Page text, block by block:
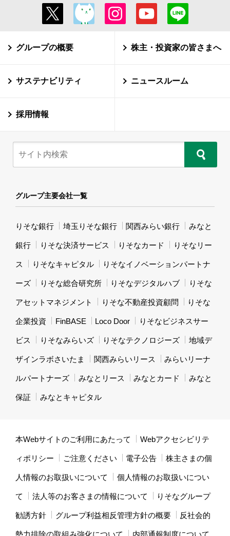
グループの概要 株主・投資家の皆さまへ
サステナビリティ ニュースルーム
採用情報
グループ主要会社一覧
りそな銀行 埼玉りそな銀行 関西みらい銀行 みなと
銀行 りそな決済サービス りそなカード りそなリー
ス りそなキャピタル りそなイノベーションパートナ
ーズ りそな総合研究所 りそなデジタルハブ りそな
アセットマネジメント りそな不動産投資顧問 りそな
企業投資 FinBASE Loco Door りそなビジネスサー
ビス りそなみらいズ りそなテクノロジーズ 地域デ
ザインラボさいたま 関西みらいリース みらいリーナ
ルパートナーズ みなとリース みなとカード みなと
保証 みなとキャピタル
本Webサイトのご利用にあたって Webアクセシビリテ
ィポリシー ご注意ください 電子公告 株主さまの個
人情報のお取扱いについて 個人情報のお取扱いについ
て 法人等のお客さまの情報について りそなグループ
勧誘方針 グループ利益相反管理方針の概要 反社会的
勢力排除の取組み強化について 内部通報制度について